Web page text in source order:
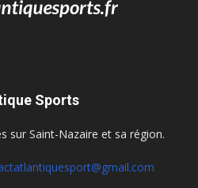
Sports
sur Saint-Nazaire et sa région.